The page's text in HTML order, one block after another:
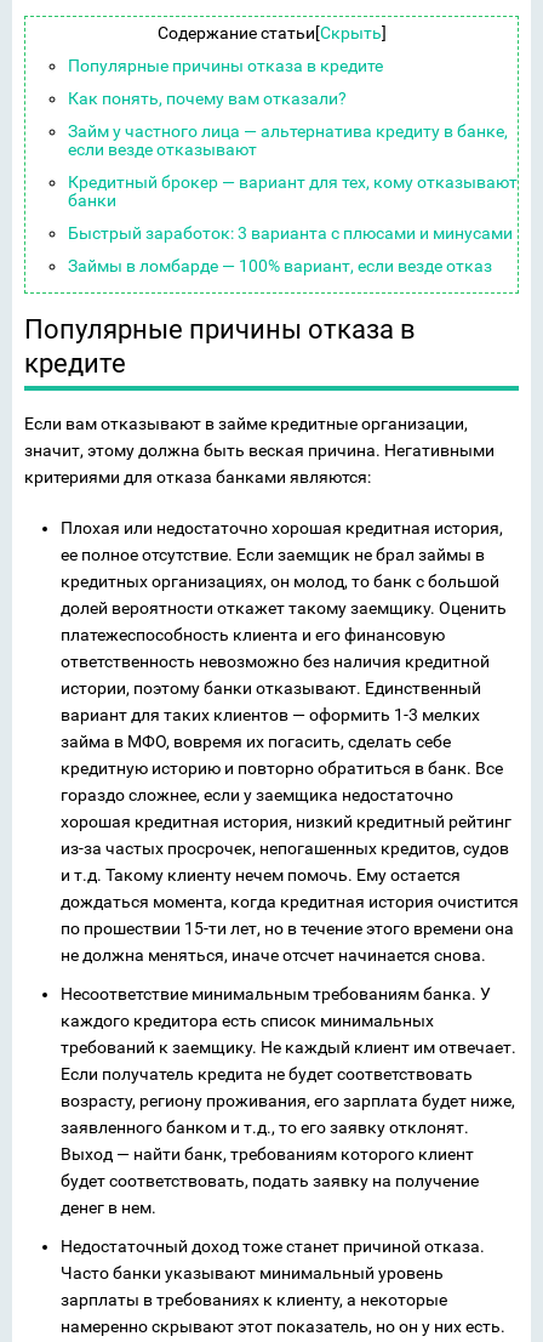
Содержание статьи[Скрыть]
Популярные причины отказа в кредите
Как понять, почему вам отказали?
Займ у частного лица — альтернатива кредиту в банке,
если везде отказывают
Кредитный брокер — вариант для тех, кому отказывают
банки
Быстрый заработок: 3 варианта с плюсами и минусами
Займы в ломбарде — 100% вариант, если везде отказ
Популярные причины отказа в
кредите
Если вам отказывают в займе кредитные организации,
значит, этому должна быть веская причина. Негативными
критериями для отказа банками являются:
Плохая или недостаточно хорошая кредитная история,
ее полное отсутствие. Если заемщик не брал займы в
кредитных организациях, он молод, то банк с большой
долей вероятности откажет такому заемщику. Оценить
платежеспособность клиента и его финансовую
ответственность невозможно без наличия кредитной
истории, поэтому банки отказывают. Единственный
вариант для таких клиентов — оформить 1-3 мелких
займа в МФО, вовремя их погасить, сделать себе
кредитную историю и повторно обратиться в банк. Все
гораздо сложнее, если у заемщика недостаточно
хорошая кредитная история, низкий кредитный рейтинг
из-за частых просрочек, непогашенных кредитов, судов
и т.д. Такому клиенту нечем помочь. Ему остается
дождаться момента, когда кредитная история очистится
по прошествии 15-ти лет, но в течение этого времени она
не должна меняться, иначе отсчет начинается снова.
Несоответствие минимальным требованиям банка. У
каждого кредитора есть список минимальных
требований к заемщику. Не каждый клиент им отвечает.
Если получатель кредита не будет соответствовать
возрасту, региону проживания, его зарплата будет ниже,
заявленного банком и т.д., то его заявку отклонят.
Выход — найти банк, требованиям которого клиент
будет соответствовать, подать заявку на получение
денег в нем.
Недостаточный доход тоже станет причиной отказа.
Часто банки указывают минимальный уровень
зарплаты в требованиях к клиенту, а некоторые
намеренно скрывают этот показатель, но он у них есть.